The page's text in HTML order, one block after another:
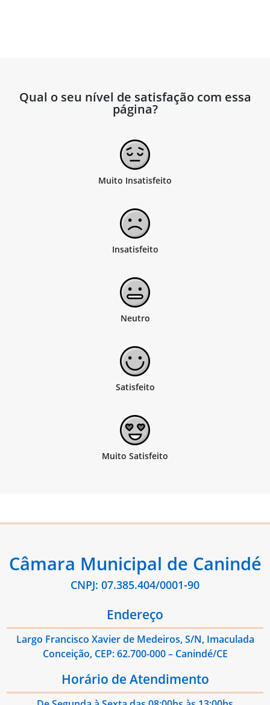
Qual o seu nível de satisfação com essa
página?
Câmara Municipal de Canindé
CNPJ: 07.385.404/0001-90
Endereço
Largo Francisco Xavier de Medeiros, S/N, Imaculada
Conceição, CEP: 62.700-000 – Canindé/CE
Horário de Atendimento